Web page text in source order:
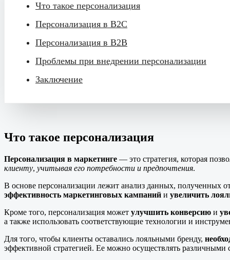
Что такое персонализация
Персонализация в B2C
Персонализация в B2B
Проблемы при внедрении персонализации
Заключение
Что такое персонализация
Персонализация в маркетинге — это стратегия, которая
клиенту, учитывая его потребности и предпочтения.
В основе персонализации лежит анализ данных, полученных
эффективность маркетинговых кампаний и увеличить
Кроме того, персонализация может улучшить конверсию и
а также использовать соответствующие технологии и
Для того, чтобы клиенты оставались лояльными бренду,
эффективной стратегией. Ее можно осуществлять различными